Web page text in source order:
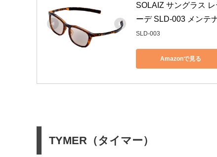
SOLAIZ サングラス
ーデ SLD-003 メンテ
SLD-003
Amazonで見る
TYMER（タイマー）